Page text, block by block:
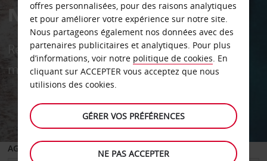
Notre cadeau pour vous
Récupérez 10% sur vos locations dans le
monde entier en Carte cadeau Amazon.fr
AGENCE DE DÉPART
offres personnalisées, pour des raisons analytiques
et pour améliorer votre expérience sur notre site.
Nous partageons également nos données avec des
partenaires publicitaires et analytiques. Pour plus
d’informations, voir notre politique de cookies. En
cliquant sur ACCEPTER vous acceptez que nous
utilisions des cookies.
GÉRER VOS PRÉFÉRENCES
NE PAS ACCEPTER